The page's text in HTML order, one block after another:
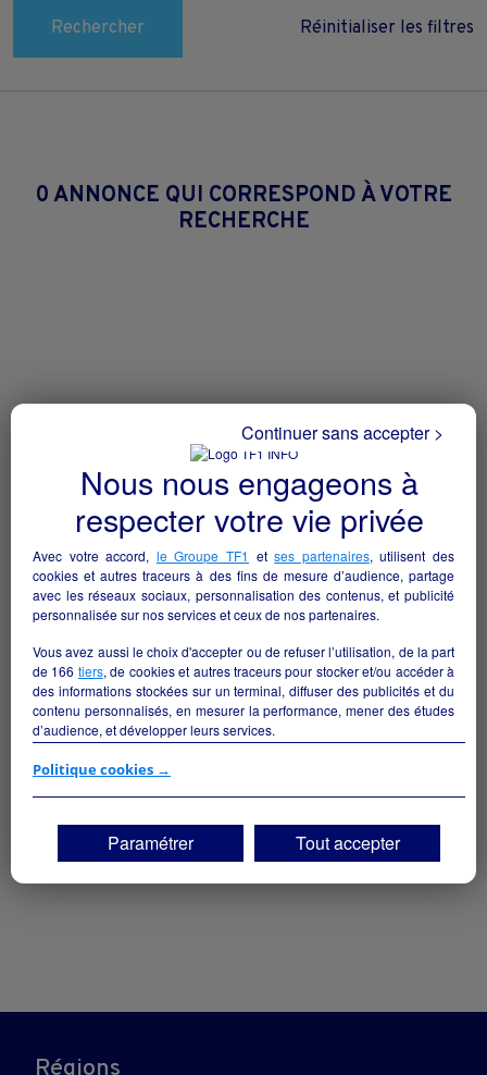
Rechercher Réinitialiser les filtres
0 ANNONCE QUI CORRESPOND À VOTRE
RECHERCHE
Nous nous engageons à
respecter votre vie privée
Avec votre accord, le Groupe TF1 etses partenaires, utilisent des
cookies et autres traceurs à des fins de mesure d’audience, partage
avec les réseaux sociaux, personnalisation des contenus, et publicité
personnalisée sur nos services et ceux de nos partenaires.
Vous avez aussi le choix d'accepter ou de refuser l’utilisation, de la part
de 166 tiers, de cookies et autres traceurs pour stocker et/ou accéder à
des informations stockées sur un terminal, diffuser des publicités et du
contenu personnalisés, en mesurer la performance, mener des études
d’audience, et développer leurs services.
Si vous continuez sans accepter, les fonctionnalités liées à la
vos centres d'intérêt. Seuls lescookies/traceurs techniquesseront
déposés et lus sur votre terminal.
Vous pouvez exprimer vos choix en cliquant sur "Tout accepter",
Politique cookies →
Paramétrer
Continuer sans accepter >
Tout accepter